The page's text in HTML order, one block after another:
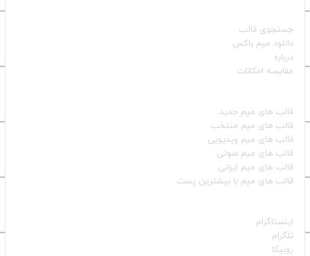
جستجوی قالب
دانلود میم باکس
درباره
مقایسه امکانات
قالب‌ های میم جدید
قالب‌ های میم منتخب
قالب‌ های میم ویدیویی
قالب‌ های میم صوتی
قالب‌ های میم ایرانی
قالب‌ های میم با بیشترین پست
اینستاگرام
تلگرام
روبیکا